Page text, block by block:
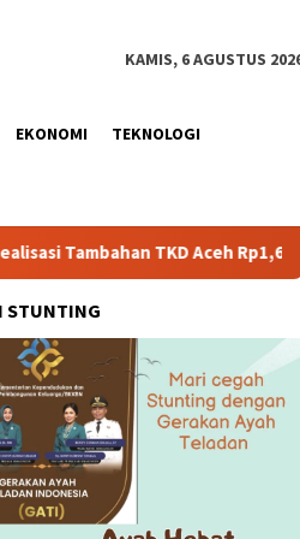
KAMIS, 6 AGUSTUS
EKONOMI TEKNOLOGI
TKD Aceh Rp1,65 Triliun,
STUNTING